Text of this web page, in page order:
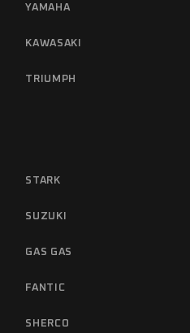
YAMAHA
KAWASAKI
TRIUMPH
STARK
SUZUKI
GAS GAS
FANTIC
SHERCO